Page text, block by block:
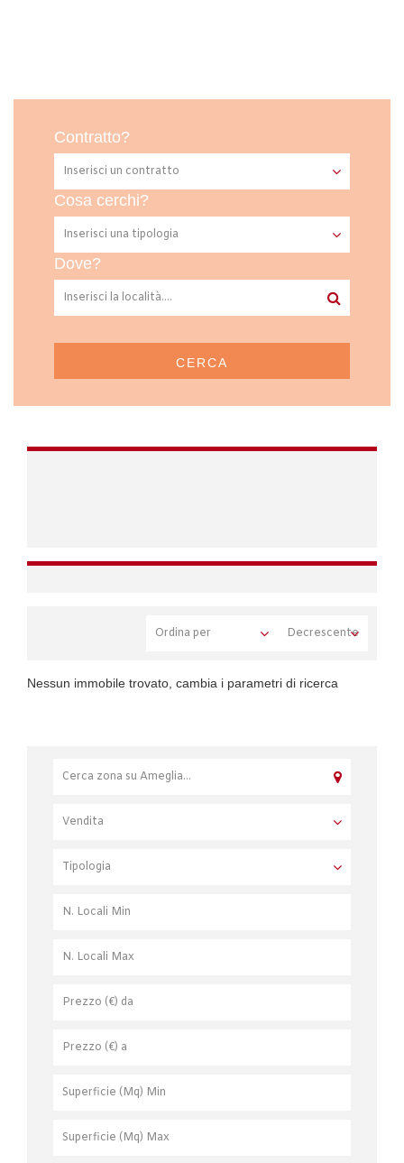
Contratto?
Cosa cerchi?
Dove?
CERCA
Nessun immobile trovato, cambia i parametri di ricerca